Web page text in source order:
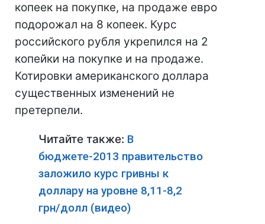
копеек на покупке, на продаже евро
подорожал на 8 копеек. Курс
российского рубля укрепился на 2
копейки на покупке и на продаже.
Котировки американского доллара
существенных изменений не
претерпели.
Читайте также: В
бюджете-2013 правительство
заложило курс гривны к
доллару на уровне 8,11-8,2
грн/долл (видео)